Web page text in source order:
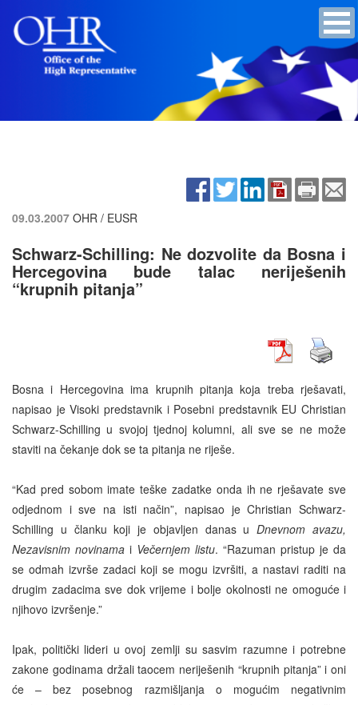
09.03.2007 OHR / EUSR
Schwarz-Schilling: Ne dozvolite da Bosna i
Hercegovina bude talac neriješenih
“krupnih pitanja”
Bosna i Hercegovina ima krupnih pitanja koja treba rješavati,
napisao je Visoki predstavnik i Posebni predstavnik EU Christian
Schwarz-Schilling u svojoj tjednoj kolumni, ali sve se ne može
staviti na čekanje dok se ta pitanja ne riješe.
“Kad pred sobom imate teške zadatke onda ih ne rješavate sve
odjednom i sve na isti način”, napisao je Christian Schwarz-
Schilling u članku koji je objavljen danas uDnevnom avazu,
Nezavisnim novinama i Večernjem listu. “Razuman pristup je da
se odmah izvrše zadaci koji se mogu izvršiti, a nastavi raditi na
drugim zadacima sve dok vrijeme i bolje okolnosti ne omoguće i
njihovo izvršenje.”
Ipak, politički lideri u ovoj zemlji su sasvim razumne i potrebne
zakone godinama držali taocem neriješenih “krupnih pitanja” i oni
će – bez posebnog razmišljanja o mogućim negativnim